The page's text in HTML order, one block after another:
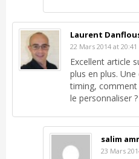
Laurent
22 Mars 2014 at 20:41
Excellent article
plus en plus.
timing, comment
le personnaliser ?
salim
23 Mars